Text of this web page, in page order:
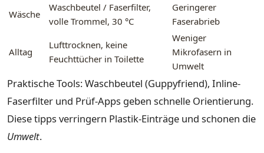
Wäsche
Waschbeutel / Faserfilter,
volle Trommel, 30 °C
Geringerer
Faserabrieb
Alltag
Lufttrocknen, keine
Feuchttücher in Toilette
Weniger
Mikrofasern in
Umwelt
Praktische Tools: Waschbeutel (Guppyfriend), Inline-
Faserfilter und Prüf-Apps geben schnelle Orientierung.
Diese tipps verringern Plastik-Einträge und schonen die
Umwelt.